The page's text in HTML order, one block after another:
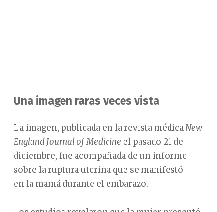
Una imagen raras veces vista
La imagen, publicada en la revista médicaNew
England Journal of Medicine el pasado 21 de
diciembre, fue acompañada de un informe
sobre la ruptura uterina que se manifestó
en la mamá durante el embarazo.